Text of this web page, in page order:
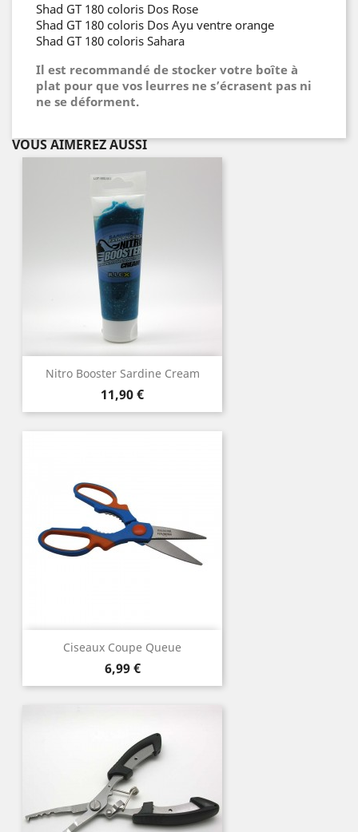
Shad GT 180 coloris Dos Rose
Shad GT 180 coloris Dos Ayu ventre orange
Shad GT 180 coloris Sahara
Il est recommandé de stocker votre boîte à
plat pour que vos leurres ne s’écrasent pas ni
ne se déforment.
VOUS AIMEREZ AUSSI
Nitro Booster Sardine Cream
Prix
11,90 €
Ciseaux Coupe Queue
Prix
6,99 €